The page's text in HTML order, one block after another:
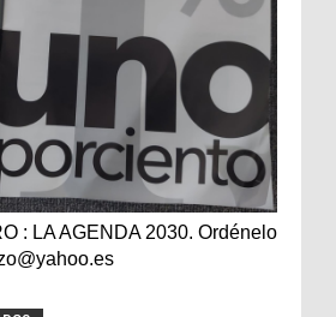
: LA AGENDA 2030. Ordénelo